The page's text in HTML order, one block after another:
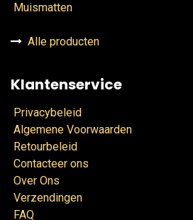
Muismatten
Alle producten
Klantenservice
Privacybeleid
Algemene Voorwaarden
Retourbeleid
Contacteer ons
Over Ons
Verzendingen
FAQ